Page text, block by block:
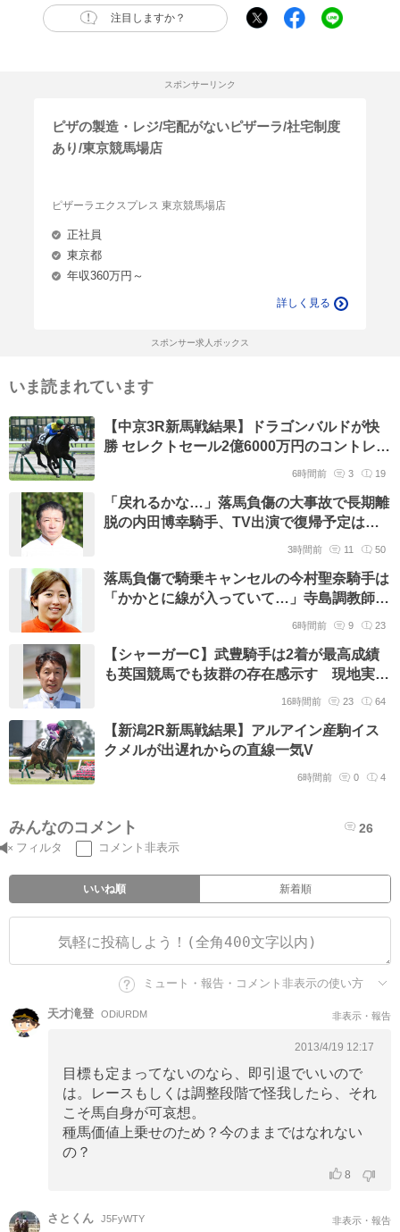
注目しますか？
スポンサーリンク
ピザの製造・レジ/宅配がないピザーラ/社宅制度
あり/東京競馬場店
ピザーラエクスプレス 東京競馬場店
正社員
東京都
年収360万円～
詳しく見る
スポンサー求人ボックス
いま読まれています
【中京3R新馬戦結果】ドラゴンバルドが快
勝 セレクトセール2億6000万円のコントレイ
6時間前 3 19
「戻れるかな…」落馬負傷の大事故で長期離
脱の内田博幸騎手、TV出演で復帰予定は
3時間前 11 50
落馬負傷で騎乗キャンセルの今村聖奈騎手は
「かかとに線が入っていて…」寺島調教師が
現状を説明 本人は次週に復帰の意向
6時間前 9 23
【シャーガーC】武豊騎手は2着が最高成績
も英国競馬でも抜群の存在感示す 現地実況
16時間前 23 64
【新潟2R新馬戦結果】アルアイン産駒イス
クメルが出遅れからの直線一気V
6時間前 0 4
みんなのコメント 26
フィルタ コメント非表示
いいね順 新着順
ミュート・報告・コメント非表示の使い方
天才滝登 ODiURDM 非表示・報告
2013/4/19 12:17
目標も定まってないのなら、即引退でいいので
は。レースもしくは調整段階で怪我したら、それ
こそ馬自身が可哀想。
種馬価値上乗せのため？今のままではなれない
の？
8
さとくん J5FyWTY 非表示・報告